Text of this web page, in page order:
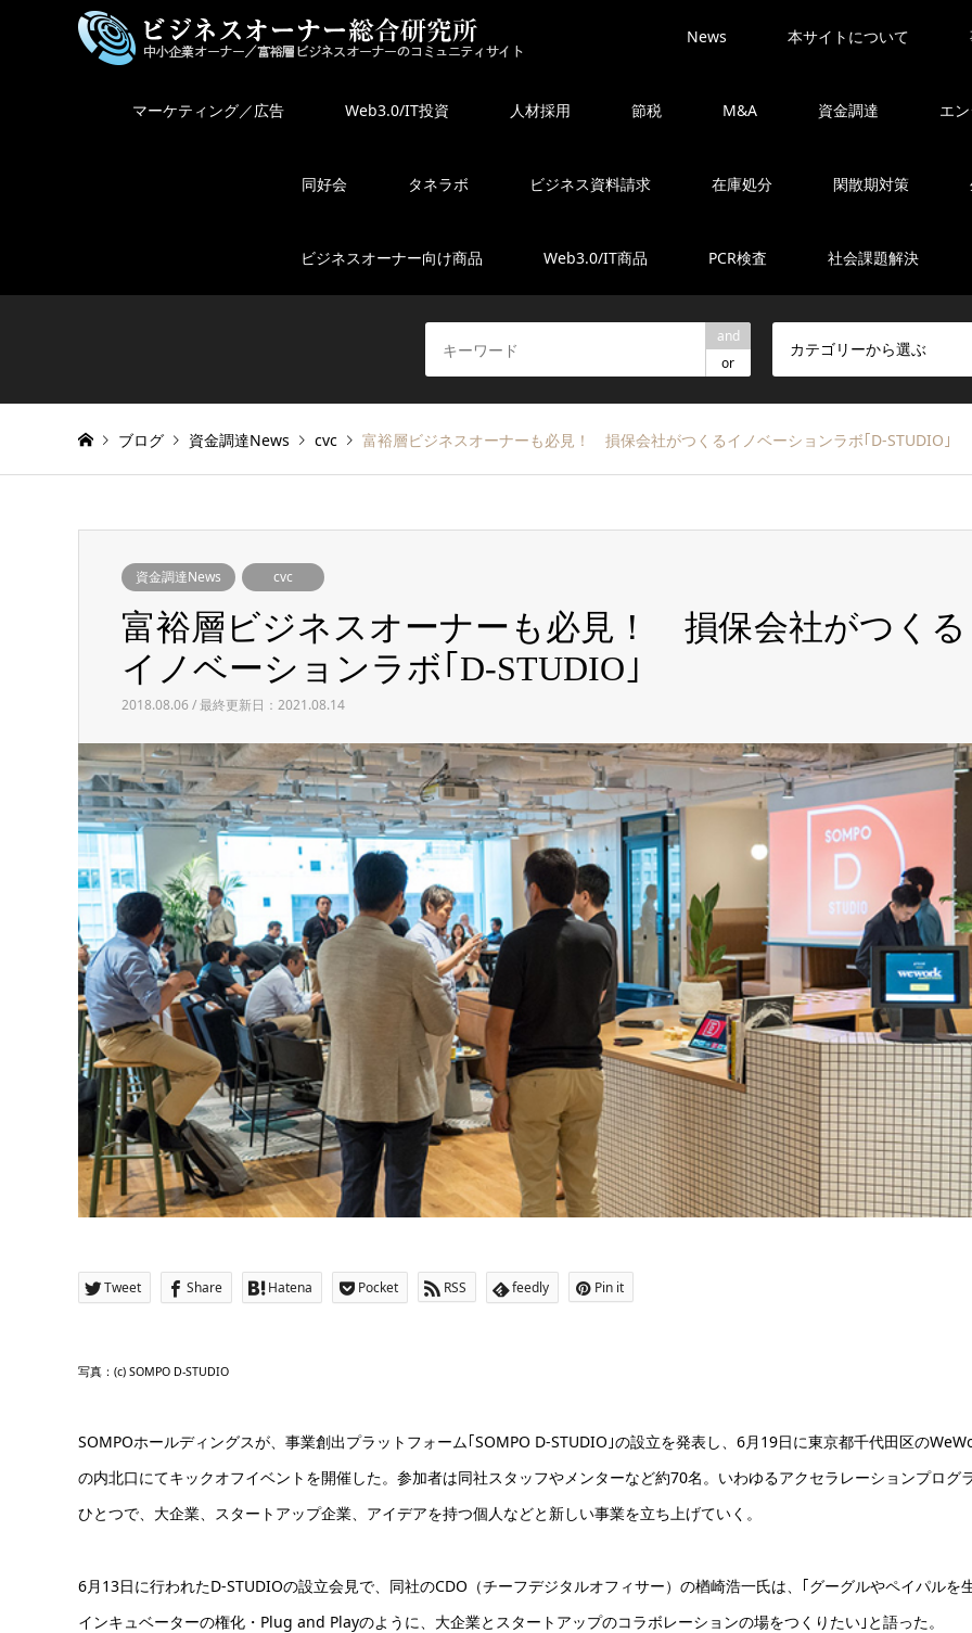
News 本サイトについて
マーケティング／広告 Web3.0/IT投資 人材採用 節税 M&A 資金調達 エ
同好会 タネラボ ビジネス資料請求 在庫処分 閑散期対策
ビジネスオーナー向け商品 Web3.0/IT商品 PCR検査 社会課題解決
and
or
カテゴリーから選ぶ
ブログ 資金調達News cvc 富裕層ビジネスオーナーも必見！ 損保会社がつくるイノベーションラボ｢D-STUDIO｣
資金調達News cvc
富裕層ビジネスオーナーも必見！ 損保会社がつくる
イノベーションラボ｢D-STUDIO｣
2018.08.06 / 最終更新日：2021.08.14
Tweet Share Hatena Pocket RSS feedly Pin it
写真：(c) SOMPO D-STUDIO
SOMPOホールディングスが、事業創出プラットフォーム｢SOMPO D-STUDIO｣の設立を発表し、6月19日に東京都千代田区の
の内北口にてキックオフイベントを開催した。参加者は同社スタッフやメンターなど約70名。いわゆるアクセラレーションプログ
ひとつで、大企業、スタートアップ企業、アイデアを持つ個人などと新しい事業を立ち上げていく。
6月13日に行われたD-STUDIOの設立会見で、同社のCDO（チーフデジタルオフィサー）の楢崎浩一氏は、｢グーグルやペイパルを
インキュベーターの権化・Plug and Playのように、大企業とスタートアップのコラボレーションの場をつくりたい｣と語った。